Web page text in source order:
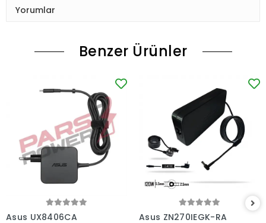
Yorumlar
Benzer Ürünler
Asus UX8406CA
Asus ZN270IEGK-RA